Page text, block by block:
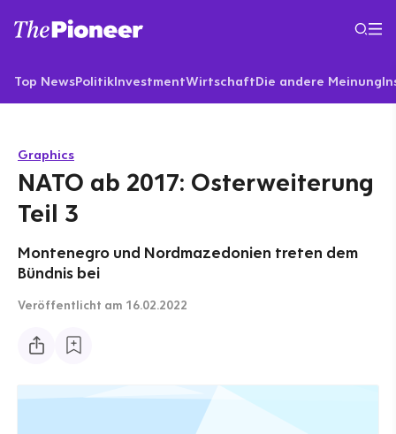
Top NewsPolitikInvestmentWirtschaftDie andere Meinung
Graphics
NATO ab 2017: Osterweiterung
Teil 3
Montenegro und Nordmazedonien treten dem
Bündnis bei
Veröffentlicht am 16.02.2022